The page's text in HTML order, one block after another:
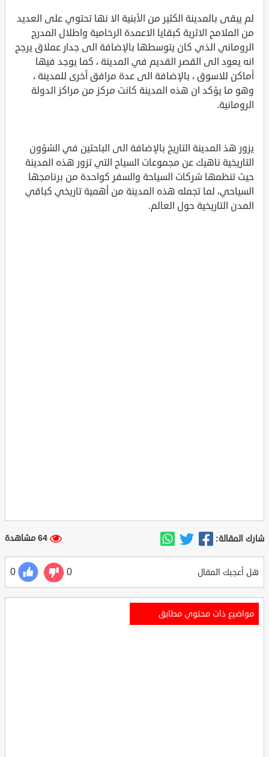
لم يبقى بالمدينة الكثير من الأبنية الا نها تحتوي على العديد
من الملامح الاثرية كبقايا الاعمدة الرخامية واطلال المدرج
الروماني الذي كان يتوسطها بالإضافة الى جدار عملاق يرجح
انه يعود الى القصر القديم في المدينة ، كما يوجد فيها
أماكن للاسوق ، بالإضافة الى عدة مرافق أخرى للمدينة ،
وهو ما يؤكد ان هذه المدينة كانت مركز من مراكز الدولة
الرومانية.
يزور هذ المدينة التاريخ بالإضافة الى الباحثين في الشؤون
التاريخية ناهيك عن مجموعات السياح التي تزور هذه المدينة
حيث تنظمها شركات السياحة والسفر كواحدة من برنامجها
السياحي، لما تجمله هذه المدينة من أهمية تاريخي كباقي
المدن التاريخية حول العالم.
شارك المقالة: 64 مشاهدة
هل أعجبك المقال 0
0
مواضيع ذات محتوي مطابق